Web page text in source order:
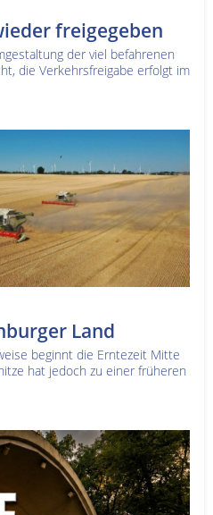
freigegeben
der viel befahrenen
die Verkehrsfreigabe erfolgt im
Land
beginnt die Erntezeit Mitte
hat jedoch zu einer früheren